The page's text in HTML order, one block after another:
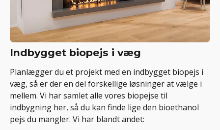
Indbygget biopejs i væg
Planlægger du et projekt med en indbygget biopejs i
væg, så er der en del forskellige løsninger at vælge i
mellem. Vi har samlet alle vores biopejse til
indbygning her, så du kan finde lige den bioethanol
pejs du mangler. Vi har blandt andet: